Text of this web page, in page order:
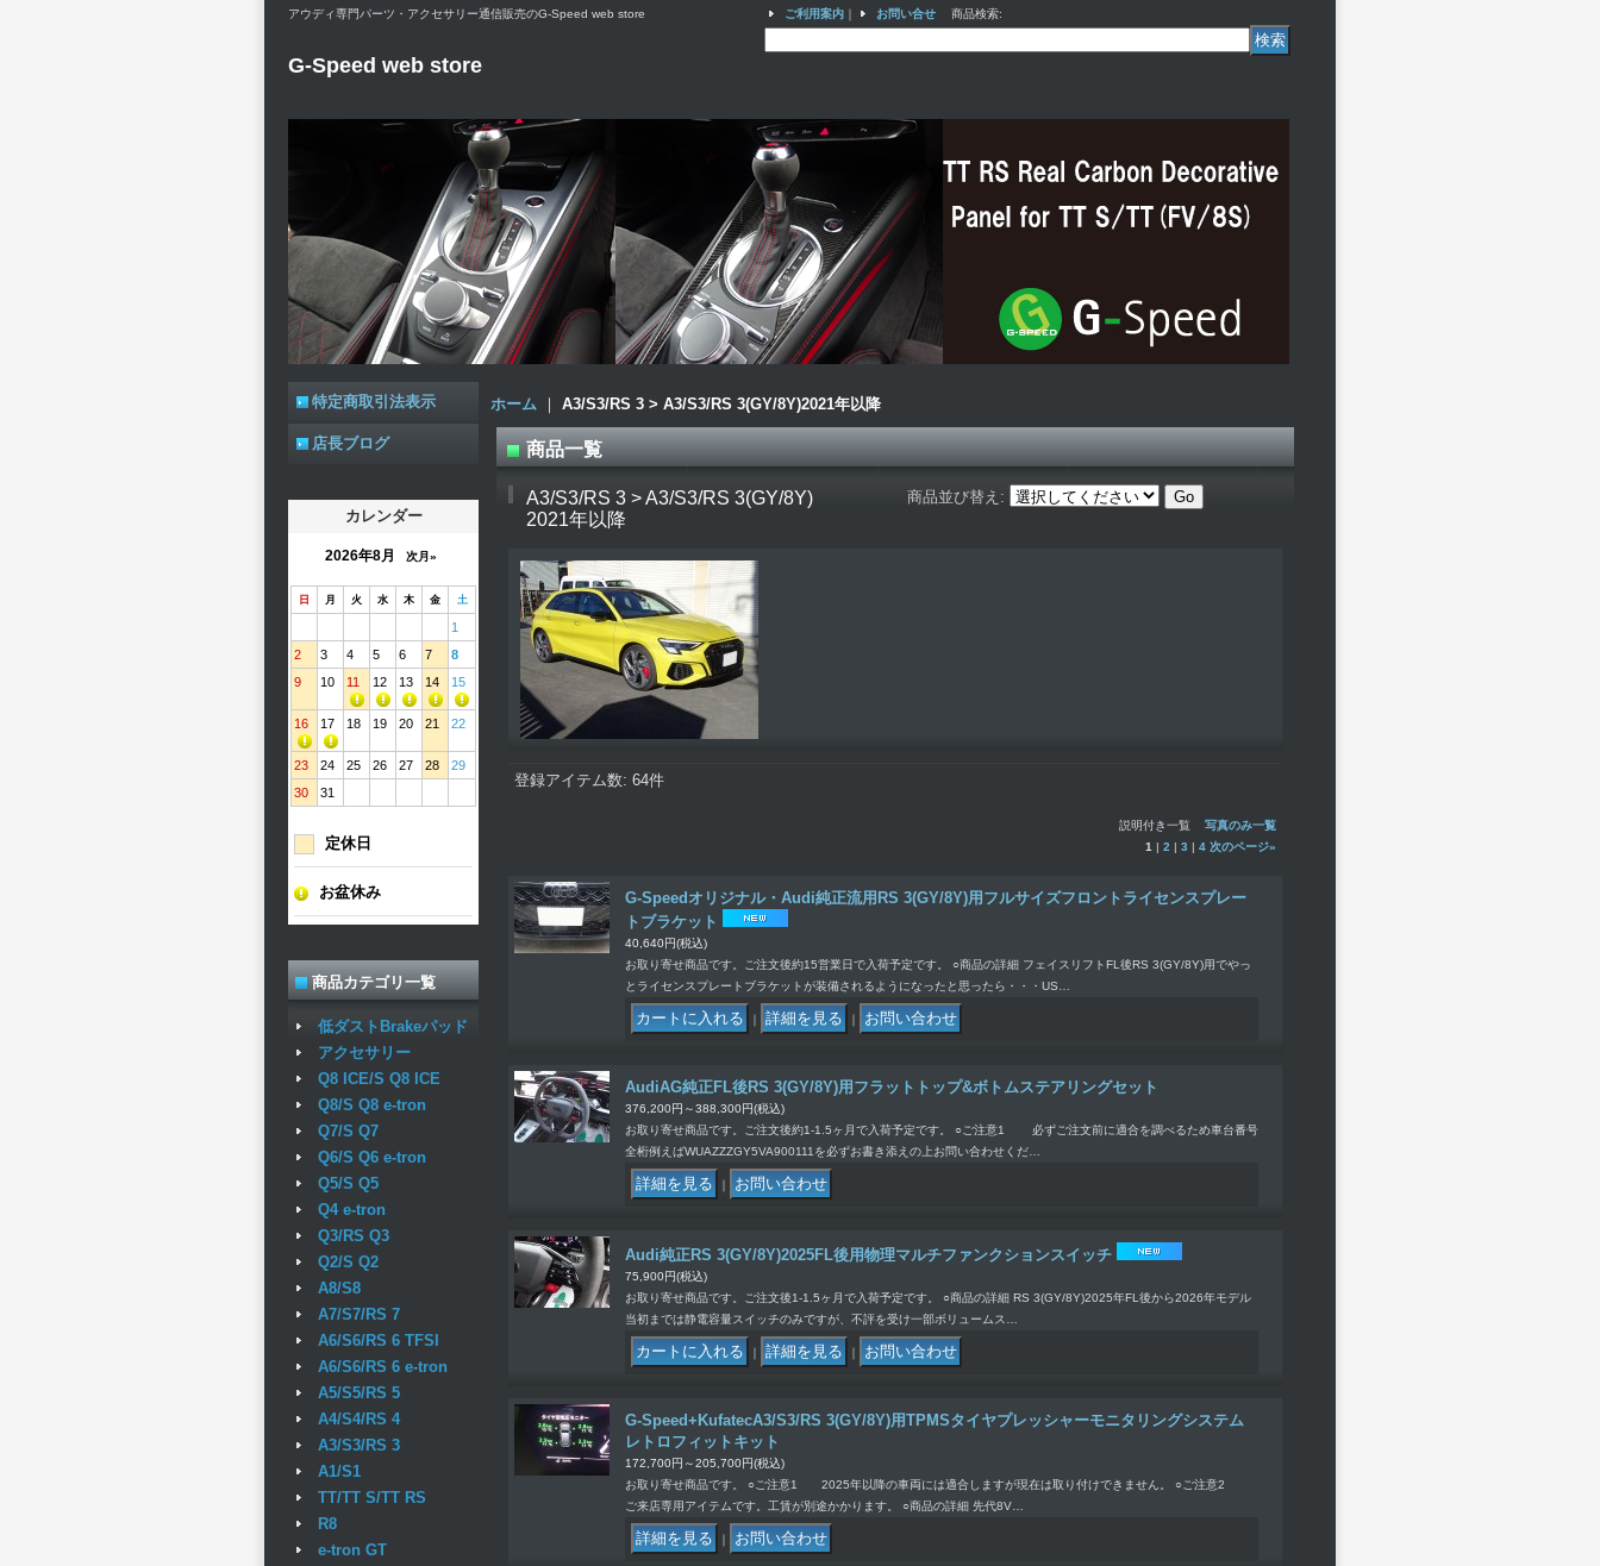
アウディ専門パーツ・アクセサリー通信販売のG-Speed web store
G-Speed web store
ご利用案内 ｜ お問い合せ 商品検索:
特定商取引法表示
店長ブログ
カレンダー
2026年8月 次月»
日 月 火 水 木 金 土
1
2
3 4 5 6 7
8
9
10 11 12 13 14 15
16 17 18 19 20 21 22
23 24 25 26 27 28
29
30
31
定休日
お盆休み
商品カテゴリ一覧
低ダストBrakeパッド
アクセサリー
Q8 ICE/S Q8 ICE
Q8/S Q8 e-tron
Q7/S Q7
Q6/S Q6 e-tron
Q5/S Q5
Q4 e-tron
Q3/RS Q3
Q2/S Q2
A8/S8
A7/S7/RS 7
A6/S6/RS 6 TFSI
A6/S6/RS 6 e-tron
A5/S5/RS 5
A4/S4/RS 4
A3/S3/RS 3
A1/S1
TT/TT S/TT RS
R8
e-tron GT
ホーム ｜ A3/S3/RS 3 > A3/S3/RS 3(GY/8Y)2021年以降
商品一覧
A3/S3/RS 3 > A3/S3/RS 3(GY/8Y)
2021年以降
商品並び替え :
登録アイテム数: 64件
説明付き一覧 写真のみ一覧
1 | 2 | 3 | 4 次のページ»
G-Speedオリジナル・Audi純正流用RS 3(GY/8Y)用フルサイズフロントライセンスプレー
トブラケット
40,640円(税込)
お取り寄せ商品です。ご注文後約15営業日で入荷予定です。 ○商品の詳細 フェイスリフトFL後RS 3(GY/8Y)用でやっ
とライセンスプレートブラケットが装備されるようになったと思ったら・・・US…
｜ ｜
AudiAG純正FL後RS 3(GY/8Y)用フラットトップ&ボトムステアリングセット
376,200円～388,300円(税込)
お取り寄せ商品です。ご注文後約1-1.5ヶ月で入荷予定です。 ○ご注意1 必ずご注文前に適合を調べるため車台番号
全桁例えばWUAZZZGY5VA900111を必ずお書き添えの上お問い合わせくだ…
｜
Audi純正RS 3(GY/8Y)2025FL後用物理マルチファンクションスイッチ
75,900円(税込)
お取り寄せ商品です。ご注文後1-1.5ヶ月で入荷予定です。 ○商品の詳細 RS 3(GY/8Y)2025年FL後から2026年モデル
当初までは静電容量スイッチのみですが、不評を受け一部ボリュームス…
｜ ｜
G-Speed+KufatecA3/S3/RS 3(GY/8Y)用TPMSタイヤプレッシャーモニタリングシステム
レトロフィットキット
172,700円～205,700円(税込)
お取り寄せ商品です。 ○ご注意1 2025年以降の車両には適合しますが現在は取り付けできません。 ○ご注意2
ご来店専用アイテムです。工賃が別途かかります。 ○商品の詳細 先代8V…
｜